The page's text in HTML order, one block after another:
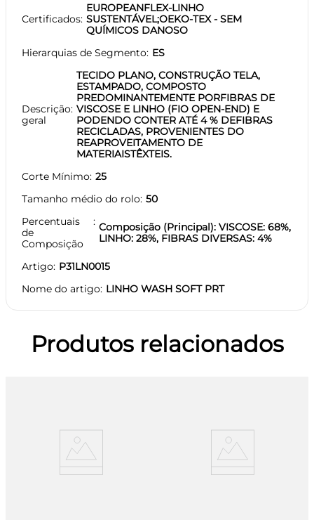
Certificados
EUROPEANFLEX-LINHO
SUSTENTÁVEL;OEKO-TEX - SEM
QUÍMICOS DANOSO
Hierarquias de Segmento ES
Descrição
geral
TECIDO PLANO, CONSTRUÇÃO TELA,
ESTAMPADO, COMPOSTO
PREDOMINANTEMENTE PORFIBRAS DE
VISCOSE E LINHO (FIO OPEN-END) E
PODENDO CONTER ATÉ 4 % DEFIBRAS
RECICLADAS, PROVENIENTES DO
REAPROVEITAMENTO DE
MATERIAISTÊXTEIS.
Corte Mínimo 25
Tamanho médio do rolo 50
Percentuais
de
Composição
Composição (Principal): VISCOSE: 68%,
LINHO: 28%, FIBRAS DIVERSAS: 4%
Artigo P31LN0015
Nome do artigo LINHO WASH SOFT PRT
Produtos relacionados